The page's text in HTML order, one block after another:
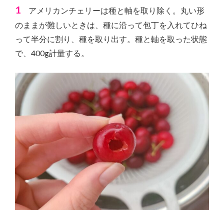
1 アメリカンチェリーは種と軸を取り除く。丸い形
のままが難しいときは、種に沿って包丁を入れてひね
って半分に割り、種を取り出す。種と軸を取った状態
で、400g計量する。